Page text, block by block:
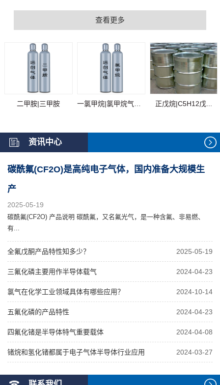
查看更多
二甲胺|三甲胺 正戊烷|C5H12戊...
资讯中心
碳酰氟(CF2O)是高纯电子气体，国内准备大规模生
产
2025-05-19
碳酰氟(CF2O) 产品说明 碳酰氟，又名氟光气，是一种含氟、非易燃、
有...
全氟戊酮产品特性知多少？ 2025-05-19
三氟化磷主要用作半导体载气 2024-04-23
氯气在化学工业领域具体有哪些应用？ 2024-10-14
五氟化磷的产品特性 2024-04-23
四氟化锗是半导体特气重要载体 2024-04-08
锗烷和氢化锗都属于电子气体半导体行业应用 2024-03-27